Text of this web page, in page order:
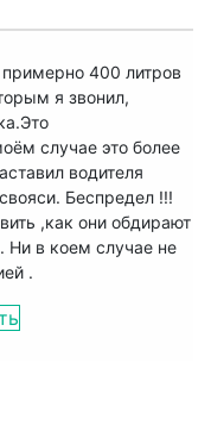
400 литров
я звонил,
случае это более
водителя
Беспредел !!!
,как они обдирают
Ни в коем случае не
.